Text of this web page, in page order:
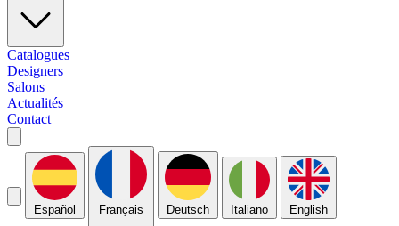
Catalogues
Designers
Salons
Actualités
Contact
Español Français Deutsch Italiano English